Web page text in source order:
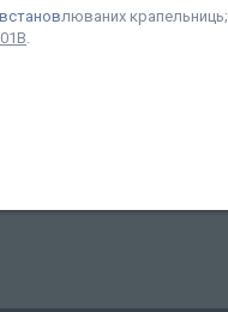
люваних крапельниць;